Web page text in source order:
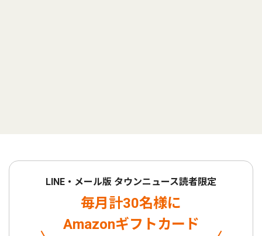
LINE・メール版 タウンニュース読者限定
毎月計30名様に
Amazonギフトカード